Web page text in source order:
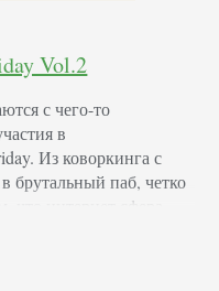
Vol.2
с чего-то
в
Из коворкинга с
брутальный паб, четко
что интернет сфера —
Я отметила, что
более продуман, у
в